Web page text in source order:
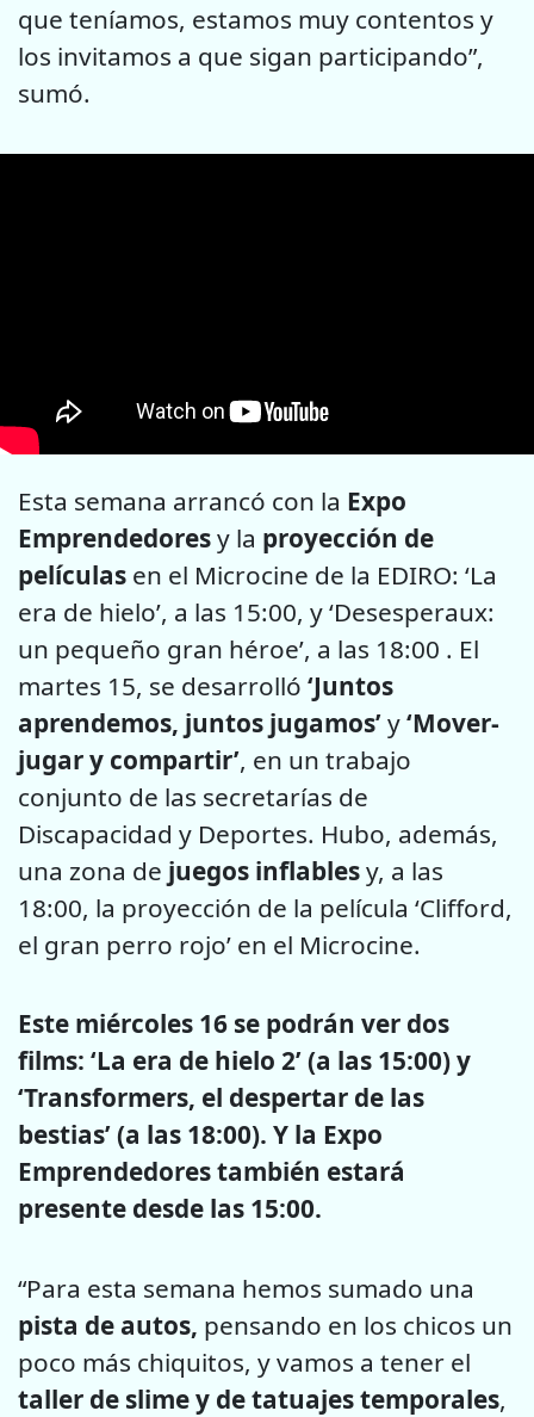
que teníamos, estamos muy contentos y
los invitamos a que sigan participando”,
sumó.
Esta semana arrancó con la Expo
Emprendedoresy la proyección de
películas en el Microcine de la EDIRO: ‘La
era de hielo’, a las 15:00, y ‘Desesperaux:
un pequeño gran héroe’, a las 18:00 . El
martes 15, se desarrolló ‘Juntos
aprendemos, juntos jugamos’y‘Mover-
jugar y compartir’, en un trabajo
conjunto de las secretarías de
Discapacidad y Deportes. Hubo, además,
una zona de juegos inflablesy, a las
18:00, la proyección de la película ‘Clifford,
el gran perro rojo’ en el Microcine.
Este miércoles 16 se podrán ver dos
films: ‘La era de hielo 2’ (a las 15:00) y
‘Transformers, el despertar de las
bestias’ (a las 18:00). Y la Expo
Emprendedores también estará
presente desde las 15:00.
“Para esta semana hemos sumado una
pista de autos, pensando en los chicos un
poco más chiquitos, y vamos a tener el
taller de slime y de tatuajes temporales,